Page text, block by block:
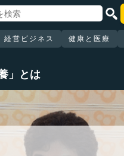
経営ビジネス 健康と医療
」とは